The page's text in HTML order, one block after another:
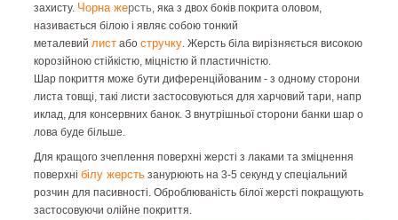
захисту. Чорна жерсть, яка з двох боків покрита оловом,
називається білою і являє собою тонкий
металевий лист або стручку. Жерсть біла вирізняється високою
корозійною стійкістю, міцністю й пластичністю.
Шар покриття може бути диференційованим - з одному сторони
листа товщі, такі листи застосовуються для харчовий тари, напр
иклад, для консервних банок. З внутрішньої сторони банки шар о
лова буде більше.
Для кращого зчеплення поверхні жерсті з лаками та зміцнення
поверхні білу жерсть занурюють на 3-5 секунд у спеціальний
розчин для пасивності. Оброблюваність білої жерсті покращують
застосовуючи олійне покриття.